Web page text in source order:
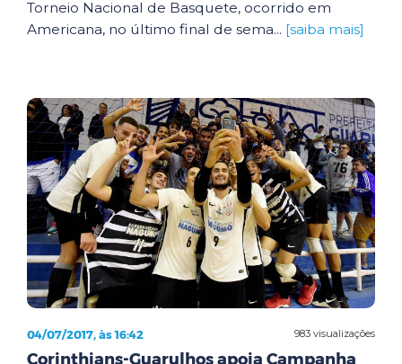
Torneio Nacional de Basquete, ocorrido em
Americana, no último final de sema... [saiba mais]
983 visualizações
04/07/2017, às 16:42
Corinthians-Guarulhos apoia Campanha